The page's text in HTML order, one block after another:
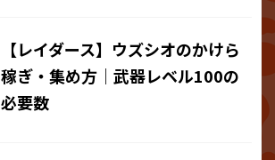
【レイダース】ウズシオのかけら
稼ぎ・集め方｜武器レベル100の
必要数